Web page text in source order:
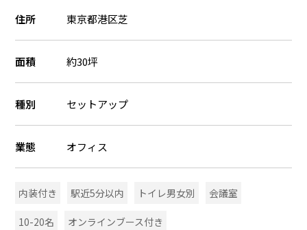
住所 東京都港区芝
面積 約30坪
種別 セットアップ
業態 オフィス
内装付き 駅近5分以内 トイレ男女別 会議室
10-20名 オンラインブース付き